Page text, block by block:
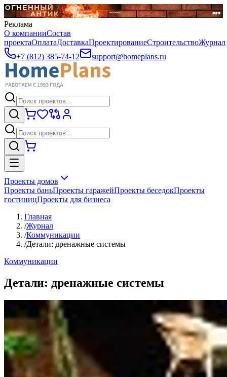
Реклама
О компанииСостав
проектаОплатаДоставкаПроектированиеСтроительствоЖурнал
+7 (812) 385-74-12
support@homeplans.ru
Проекты домов
Проекты баньПроекты гаражейПроекты беседокПроекты
гостиницПроекты для бизнеса
Главная
/Журнал
/Коммуникации
/Детали: дренажные системы
Коммуникации
Детали: дренажные системы